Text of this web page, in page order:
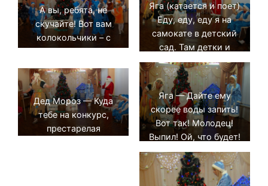
А вы, ребята, не
скучайте! Вот вам
колокольчики – с
ними поиграйте!
колокольчиками
Яга (катается и поет)
Еду, еду, еду я на
самокате в детский
сад. Там детки и
родители у елочки
сидят.
Дед Мороз — Куда
тебе на конкурс,
престарелая
Яга — Дайте ему
скорее воды запить!
Вот так! Молодец!
Выпил! Ой, что будет!
Что будет!